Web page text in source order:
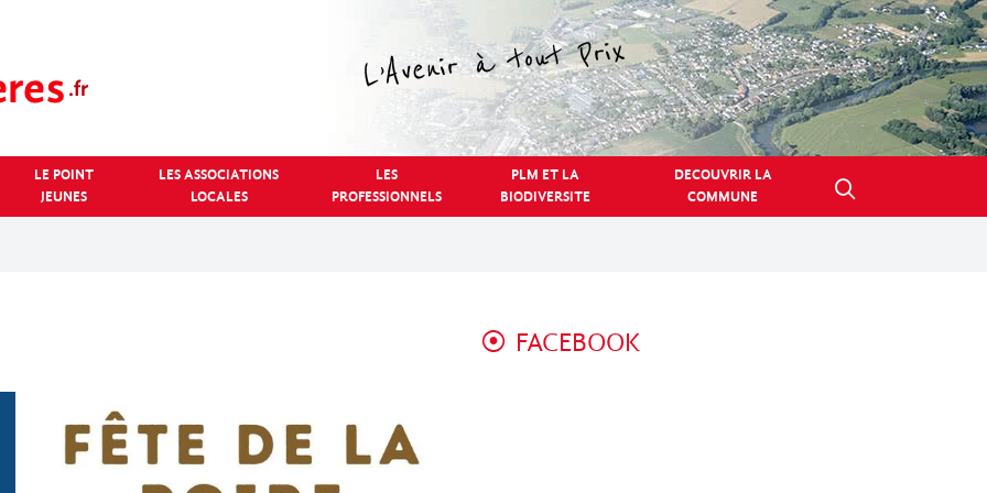
LE POINT
JEUNES
LES ASSOCIATIONS
LOCALES
LES
PROFESSIONNELS
PLM ET LA
BIODIVERSITE
DECOUVRIR LA
COMMUNE
FACEBOOK